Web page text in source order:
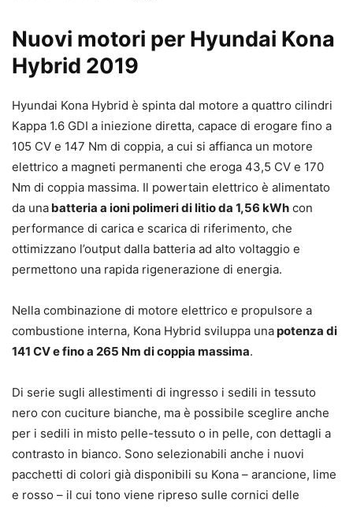
Nuovi motori per Hyundai Kona
Hybrid 2019
Hyundai Kona Hybrid è spinta dal motore a quattro cilindri
Kappa 1.6 GDI a iniezione diretta, capace di erogare fino a
105 CV e 147 Nm di coppia, a cui si affianca un motore
elettrico a magneti permanenti che eroga 43,5 CV e 170
Nm di coppia massima. Il powertain elettrico è alimentato
da una batteria a ioni polimeri di litio da 1,56 kWh con
performance di carica e scarica di riferimento, che
ottimizzano l’output dalla batteria ad alto voltaggio e
permettono una rapida rigenerazione di energia.
Nella combinazione di motore elettrico e propulsore a
combustione interna, Kona Hybrid sviluppa unapotenza di
141 CV e fino a 265 Nm di coppia massima.
Di serie sugli allestimenti di ingresso i sedili in tessuto
nero con cuciture bianche, ma è possibile sceglire anche
per i sedili in misto pelle-tessuto o in pelle, con dettagli a
contrasto in bianco. Sono selezionabili anche i nuovi
pacchetti di colori già disponibili su Kona – arancione, lime
e rosso – il cui tono viene ripreso sulle cornici delle